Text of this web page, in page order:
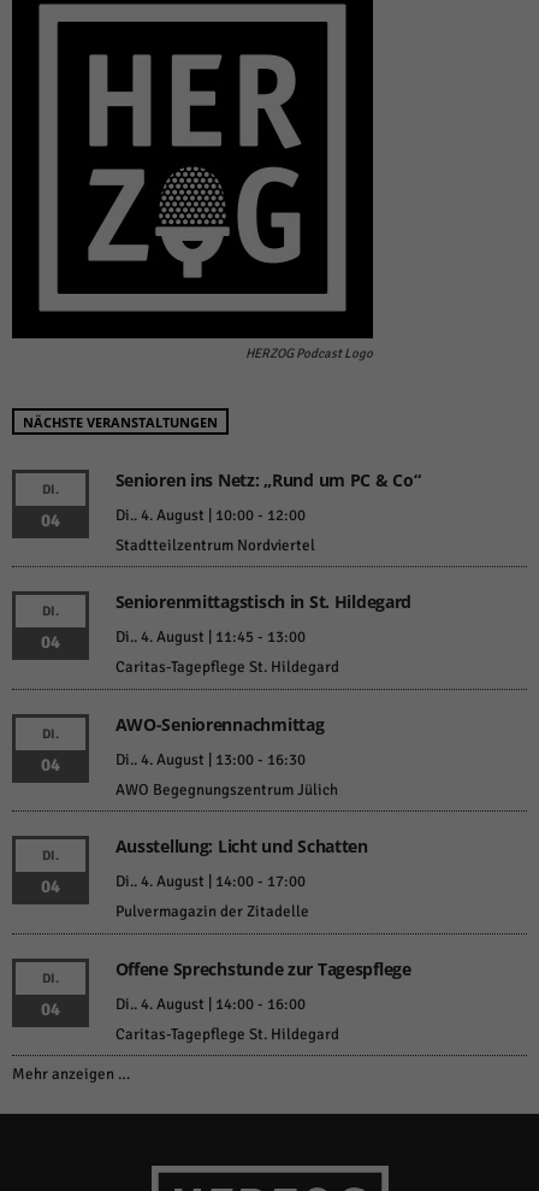
HERZOG Podcast Logo
NÄCHSTE VERANSTALTUNGEN
DI.
04
Senioren ins Netz: „Rund um PC & Co“
Di.. 4. August | 10:00- 12:00
Stadtteilzentrum Nordviertel
DI.
04
Seniorenmittagstisch in St. Hildegard
Di.. 4. August | 11:45 - 13:00
Caritas-Tagepflege St. Hildegard
DI.
04
AWO-Seniorennachmittag
Di.. 4. August | 13:00- 16:30
AWO Begegnungszentrum Jülich
DI.
04
Ausstellung: Licht und Schatten
Di.. 4. August | 14:00- 17:00
Pulvermagazin der Zitadelle
DI.
04
Offene Sprechstunde zur Tagespflege
Di.. 4. August | 14:00- 16:00
Caritas-Tagepflege St. Hildegard
Mehr anzeigen …